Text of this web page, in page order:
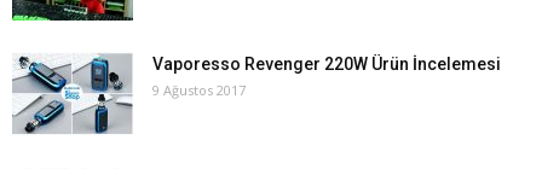
Vaporesso Revenger 220W Ürün İncelemesi
9 Ağustos 2017